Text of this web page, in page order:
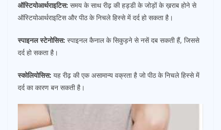
ऑस्टियोआर्थराइटिस: समय के साथ रीढ़ की हड्डी के जोड़ों के ख़राब होने से
ऑस्टियोआर्थराइटिस और पीठ के निचले हिस्से में दर्द हो सकता है।
स्पाइनल स्टेनोसिस: स्पाइनल कैनाल के सिकुड़ने से नसें दब सकती हैं, जिससे
दर्द हो सकता है।
स्कोलियोसिस: यह रीढ़ की एक असामान्य वक्रता है जो पीठ के निचले हिस्से में
दर्द का कारण बन सकती है।